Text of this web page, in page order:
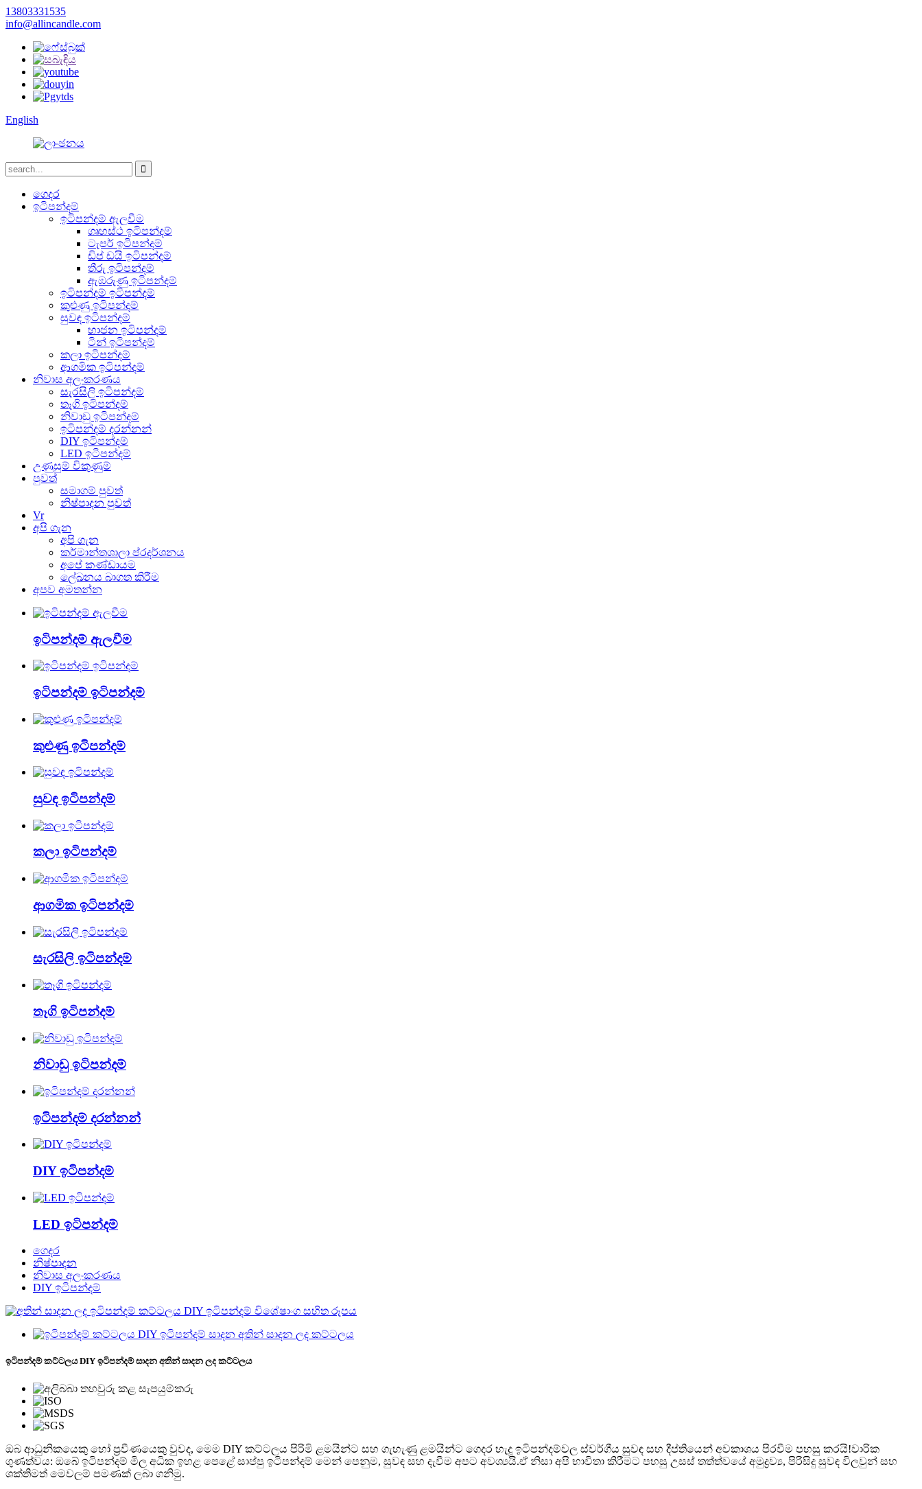
13803331535
info@allincandle.com
English
ගෙදර
ඉටිපන්දම්
ඉටිපන්දම් ඇලවීම
ගෘහස්ථ ඉටිපන්දම්
ටැපර් ඉටිපන්දම්
ඩිප් ඩයි ඉටිපන්දම්
තීරු ඉටිපන්දම්
ඇඹරුණු ඉටිපන්දම්
ඉටිපන්දම් ඉටිපන්දම්
කුළුණු ඉටිපන්දම්
සුවඳ ඉටිපන්දම්
භාජන ඉටිපන්දම්
ටින් ඉටිපන්දම්
කලා ඉටිපන්දම්
ආගමික ඉටිපන්දම්
නිවාස අලංකරණය
සැරසිලි ඉටිපන්දම්
තෑගි ඉටිපන්දම්
නිවාඩු ඉටිපන්දම්
ඉටිපන්දම් දරන්නන්
DIY ඉටිපන්දම්
LED ඉටිපන්දම්
උණුසුම් විකුණුම්
පුවත්
සමාගම් පුවත්
නිෂ්පාදන පුවත්
Vr
අපි ගැන
අපි ගැන
කර්මාන්තශාලා ප්රදර්ශනය
අපේ කණ්ඩායම
ලේඛනය බාගත කිරීම
අපව අමතන්න
ඉටිපන්දම් ඇලවීම
ඉටිපන්දම් ඉටිපන්දම්
කුළුණු ඉටිපන්දම්
සුවඳ ඉටිපන්දම්
කලා ඉටිපන්දම්
ආගමික ඉටිපන්දම්
සැරසිලි ඉටිපන්දම්
තෑගි ඉටිපන්දම්
නිවාඩු ඉටිපන්දම්
ඉටිපන්දම් දරන්නන්
DIY ඉටිපන්දම්
LED ඉටිපන්දම්
ගෙදර
නිෂ්පාදන
නිවාස අලංකරණය
DIY ඉටිපන්දම්
ඉටිපන්දම් කට්ටලය DIY ඉටිපන්දම් සාදන අතින් සාදන ලද කට්ටලය
ඔබ ආධුනිකයෙකු හෝ ප්‍රවීණයෙකු වුවද, මෙම DIY කට්ටලය පිරිමි ළමයින්ට සහ ගැහැණු ළමයින්ට ගෙදර හැදූ ඉටිපන්දම්වල ස්වර්ගීය සුවඳ සහ දීප්තියෙන් අවකාශය පිරවීම පහසු කරයි!වාරික
ගුණත්වය: ඔබේ ඉටිපන්දම් මිල අධික ඉහළ පෙළේ සාප්පු ඉටිපන්දම් මෙන් පෙනුම, සුවඳ සහ දැවීම අපට අවශ්‍යයි.ඒ නිසා අපි භාවිතා කිරීමට පහසු උසස් තත්ත්වයේ අමුද්‍රව්‍ය, පිරිසිදු සුවඳ විලවුන් සහ
ශක්තිමත් මෙවලම් පමණක් ලබා ගනිමු.